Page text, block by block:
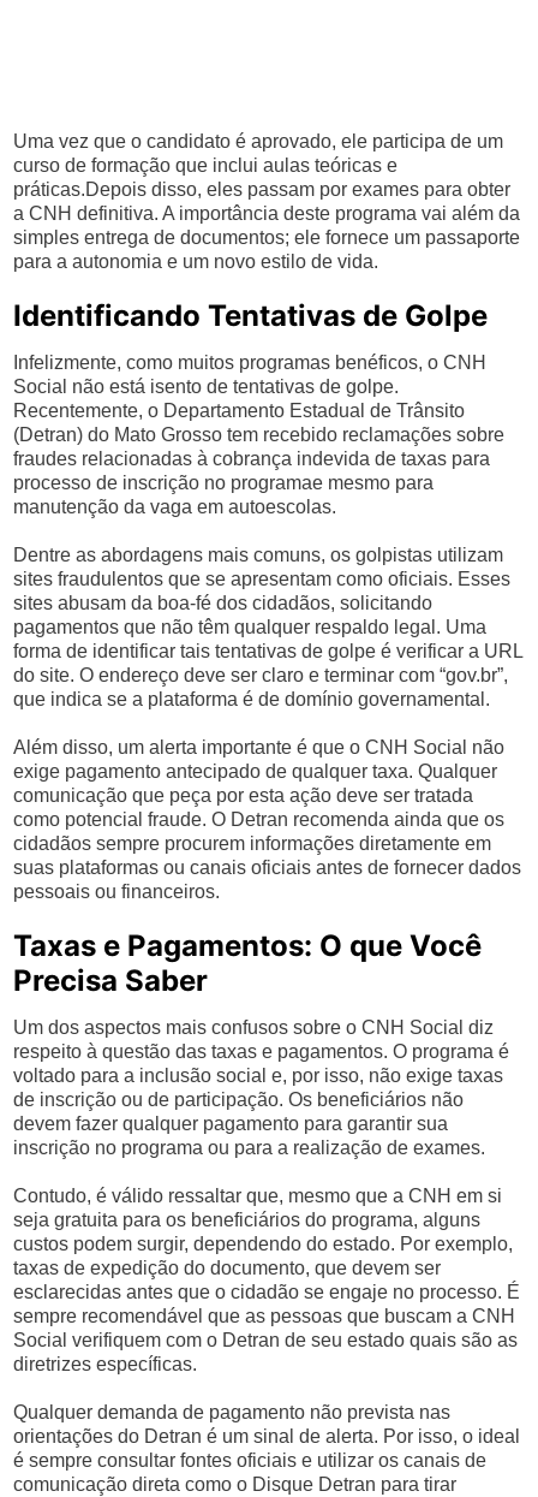
Uma vez que o candidato é aprovado, ele participa de um
curso de formação que inclui aulas teóricas e
práticas.Depois disso, eles passam por exames para obter
a CNH definitiva. A importância deste programa vai além da
simples entrega de documentos; ele fornece um passaporte
para a autonomia e um novo estilo de vida.
Identificando Tentativas de Golpe
Infelizmente, como muitos programas benéficos, o CNH
Social não está isento de tentativas de golpe.
Recentemente, o Departamento Estadual de Trânsito
(Detran) do Mato Grosso tem recebido reclamações sobre
fraudes relacionadas à cobrança indevida de taxas para
processo de inscrição no programae mesmo para
manutenção da vaga em autoescolas.
Dentre as abordagens mais comuns, os golpistas utilizam
sites fraudulentos que se apresentam como oficiais. Esses
sites abusam da boa-fé dos cidadãos, solicitando
pagamentos que não têm qualquer respaldo legal. Uma
forma de identificar tais tentativas de golpe é verificar a URL
do site. O endereço deve ser claro e terminar com “gov.br”,
que indica se a plataforma é de domínio governamental.
Além disso, um alerta importante é que o CNH Social não
exige pagamento antecipado de qualquer taxa. Qualquer
comunicação que peça por esta ação deve ser tratada
como potencial fraude. O Detran recomenda ainda que os
cidadãos sempre procurem informações diretamente em
suas plataformas ou canais oficiais antes de fornecer dados
pessoais ou financeiros.
Taxas e Pagamentos: O que Você
Precisa Saber
Um dos aspectos mais confusos sobre o CNH Social diz
respeito à questão das taxas e pagamentos. O programa é
voltado para a inclusão social e, por isso, não exige taxas
de inscrição ou de participação. Os beneficiários não
devem fazer qualquer pagamento para garantir sua
inscrição no programa ou para a realização de exames.
Contudo, é válido ressaltar que, mesmo que a CNH em si
seja gratuita para os beneficiários do programa, alguns
custos podem surgir, dependendo do estado. Por exemplo,
taxas de expedição do documento, que devem ser
esclarecidas antes que o cidadão se engaje no processo. É
sempre recomendável que as pessoas que buscam a CNH
Social verifiquem com o Detran de seu estado quais são as
diretrizes específicas.
Qualquer demanda de pagamento não prevista nas
orientações do Detran é um sinal de alerta. Por isso, o ideal
é sempre consultar fontes oficiais e utilizar os canais de
comunicação direta como o Disque Detran para tirar